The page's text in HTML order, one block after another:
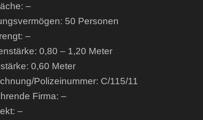
–
50 Personen
–
0,80 – 1,20 Meter
0,60 Meter
Polizeinummer: C/115/11
Firma: –
–